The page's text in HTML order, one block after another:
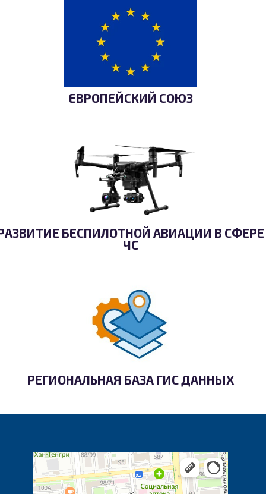
ЕВРОПЕЙСКИЙ СОЮЗ
БЕСПИЛОТНОЙ АВИАЦИИ В СФЕРЕ
ЧС
РЕГИОНАЛЬНАЯ БАЗА ГИС ДАННЫХ